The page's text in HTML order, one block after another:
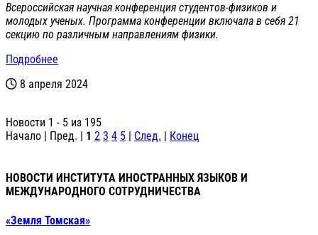
Всероссийская научная конференция студентов-физиков и
молодых ученых. Программа конференции включала в себя 21
секцию по различным направлениям физики.
Подробнее
8 апреля 2024
Новости 1 - 5 из 195
Начало | Пред. | 1 2 3 4 5 | След. | Конец
НОВОСТИ ИНСТИТУТА ИНОСТРАННЫХ ЯЗЫКОВ И
МЕЖДУНАРОДНОГО СОТРУДНИЧЕСТВА
«Земля Томская»